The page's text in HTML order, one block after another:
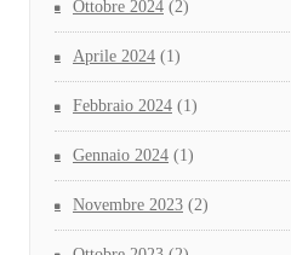
Ottobre 2024 (2)
Aprile 2024 (1)
Febbraio 2024 (1)
Gennaio 2024 (1)
Novembre 2023 (2)